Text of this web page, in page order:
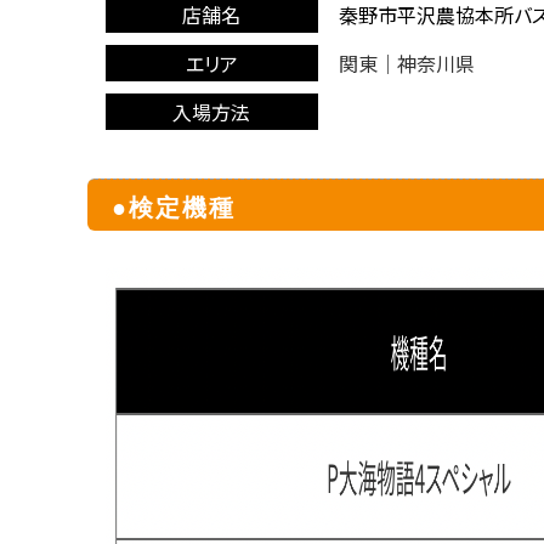
店舗名
秦野市平沢農協本所バ
エリア
関東｜神奈川県
入場方法
●検定機種